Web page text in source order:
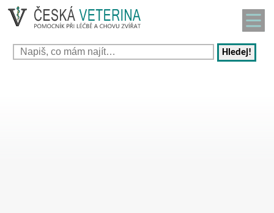
Hledej!